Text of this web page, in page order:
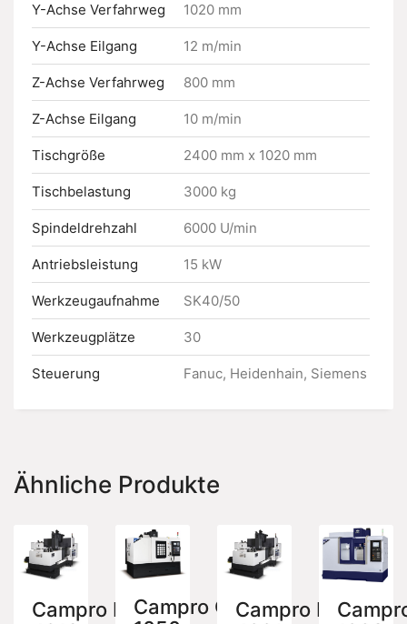
Y-Achse Verfahrweg 1020 mm
Y-Achse Eilgang 12 m/min
Z-Achse Verfahrweg 800 mm
Z-Achse Eilgang 10 m/min
Tischgröße 2400 mm x 1020 mm
Tischbelastung 3000 kg
Spindeldrehzahl 6000 U/min
Antriebsleistung 15 kW
Werkzeugaufnahme SK40/50
Werkzeugplätze 30
Steuerung Fanuc, Heidenhain, Siemens
Ähnliche Produkte
Campro PV-Campro CNV-Campro PV-